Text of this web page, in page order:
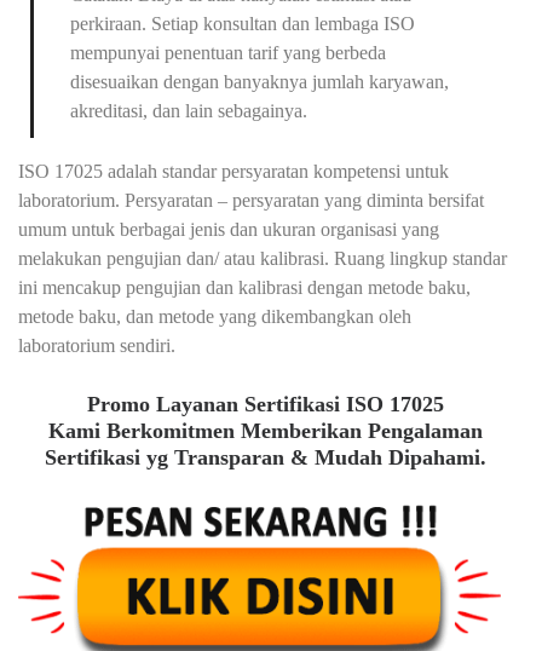
perkiraan. Setiap konsultan dan lembaga ISO
mempunyai penentuan tarif yang berbeda
disesuaikan dengan banyaknya jumlah karyawan,
akreditasi, dan lain sebagainya.
ISO 17025 adalah standar persyaratan kompetensi untuk
laboratorium. Persyaratan – persyaratan yang diminta bersifat
umum untuk berbagai jenis dan ukuran organisasi yang
melakukan pengujian dan/ atau kalibrasi. Ruang lingkup standar
ini mencakup pengujian dan kalibrasi dengan metode baku,
metode baku, dan metode yang dikembangkan oleh
laboratorium sendiri.
Promo Layanan Sertifikasi ISO 17025
Kami Berkomitmen Memberikan Pengalaman
Sertifikasi yg Transparan & Mudah Dipahami.